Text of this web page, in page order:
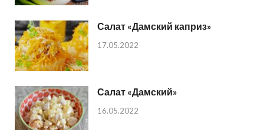
Салат «Дамский каприз»
17.05.2022
Салат «Дамский»
16.05.2022